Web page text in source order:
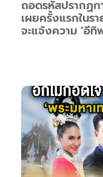
ถอดรหัสปรากฏก
เผยครั้งแรกในร
จะแจ้งความ ‘อีทิ